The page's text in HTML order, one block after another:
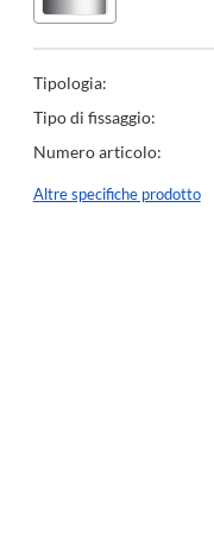
Tipologia:
Tipo di fissaggio:
Numero articolo:
Altre specifiche prodotto